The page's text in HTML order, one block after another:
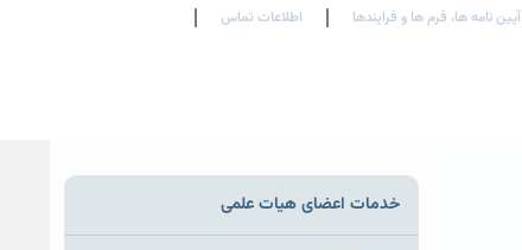
آیین نامه ها، فرم ها و فرایندها اطلاعات تماس
خدمات اعضای هیات علمی